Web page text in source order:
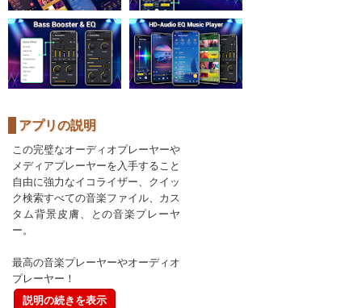
アプリの説明
この完璧なオーディオプレーヤーや
メディアプレーヤーを入手すること
自由に強力なイコライザー、クイッ
ク検索すべての音楽ファイル、カス
タム背景皮膚、との音楽プレーヤ
ー。
最高の音楽プレーヤーやオーディオ
プレーヤー！
説明の続きを表示